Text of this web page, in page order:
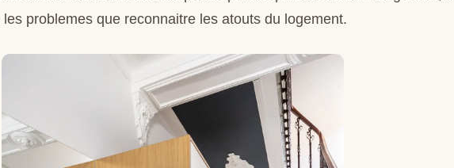
problemes que reconnaitre les atouts du logement.